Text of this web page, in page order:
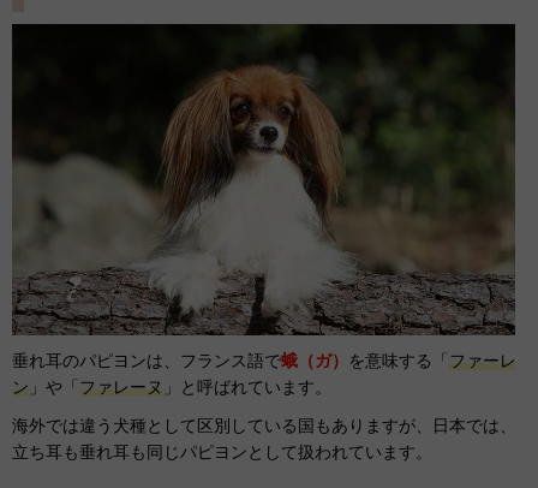
垂れ耳のパピヨンは、フランス語で蛾（ガ） を意味する「 ファーレ
ン 」や「 ファレーヌ 」と呼ばれています。
海外では違う犬種として区別している国もありますが、日本では、
立ち耳も垂れ耳も同じパピヨンとして扱われています。